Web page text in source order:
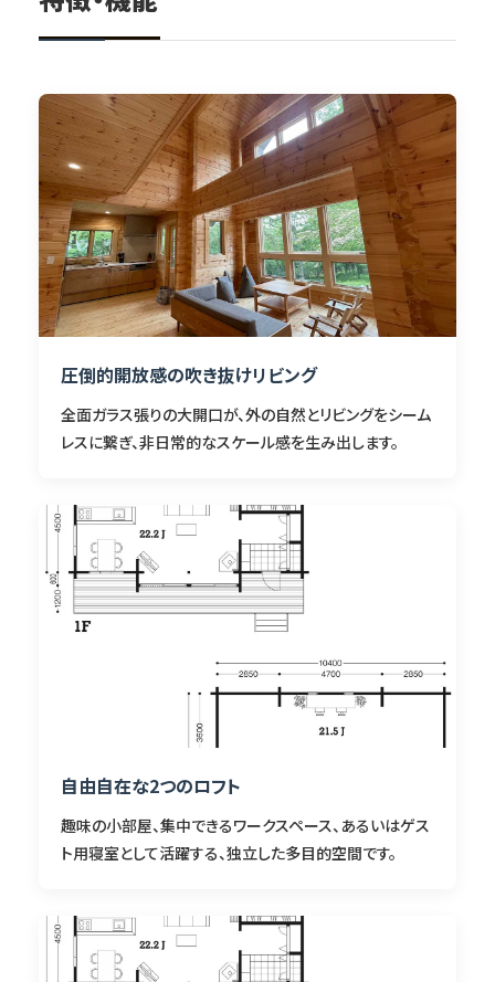
圧倒的開放感の吹き抜けリビング
全面ガラス張りの大開口が、外の自然とリビングをシーム
レスに繋ぎ、非日常的なスケール感を生み出します。
自由自在な2つのロフト
趣味の小部屋、集中できるワークスペース、あるいはゲス
ト用寝室として活躍する、独立した多目的空間です。